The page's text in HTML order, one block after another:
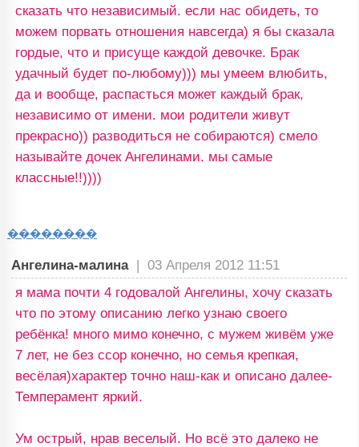
сказать что независимый. если нас обидеть, то
можем порвать отношения навсегда) я бы сказала
гордые, что и присуще каждой девочке. Брак
удачный будет по-любому))) мы умеем влюбить,
да и вообще, распасться может каждый брак,
независимо от имени. мои родители живут
прекрасно)) разводиться не собираются) смело
называйте дочек Ангелинами. мы самые
классные!!))))
��������
Ангелина-малина | 03 Апреля 2012 11:51
я мама почти 4 годовалой Ангелины, хочу сказать
что по этому описанию легко узнаю своего
ребёнка! много мимо конечно, с мужем живём уже
7 лет, не без ссор конечно, но семья крепкая,
весёлая)характер точно наш-как и описано далее-
Темперамент яркий.
Ум острый, нрав веселый. Но всё это далеко не